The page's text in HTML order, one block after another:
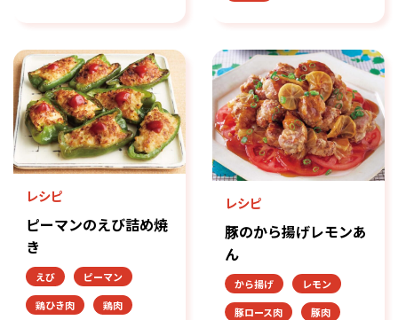
レシピ
ピーマンのえび詰め焼
き
えび
ピーマン
鶏ひき肉
鶏肉
レシピ
豚のから揚げレモンあ
ん
から揚げ
レモン
豚ロース肉
豚肉